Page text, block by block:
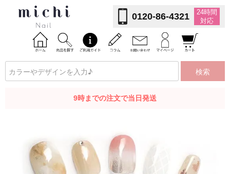
0120-86-4321
24時間
対応
検索
9時までの注文で当日発送